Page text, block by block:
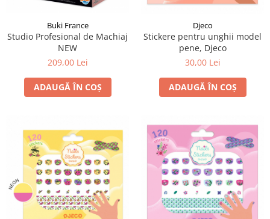
LEGO Creator Expert
LEGO Architecture
LEGO Ideas
LEGO Speed Champions
Buki France
Studio Profesional de Machiaj
NEW
209,00 Lei
ADAUGĂ ÎN COȘ
Djeco
Stickere pentru unghii model
pene, Djeco
30,00 Lei
ADAUGĂ ÎN COȘ